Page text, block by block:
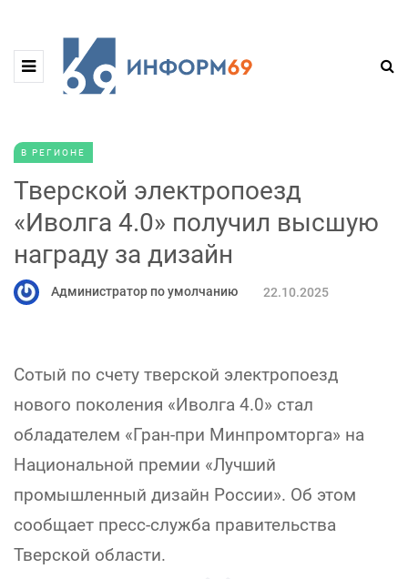
В РЕГИОНЕ
Тверской электропоезд
«Иволга 4.0» получил высшую
награду за дизайн
Администратор по умолчанию 22.10.2025
Сотый по счету тверской электропоезд
нового поколения «Иволга 4.0» стал
обладателем «Гран-при Минпромторга» на
Национальной премии «Лучший
промышленный дизайн России». Об этом
сообщает пресс-служба правительства
Тверской области.